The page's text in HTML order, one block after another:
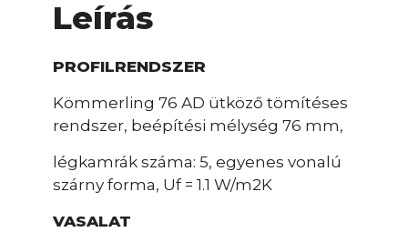
Leírás
PROFILRENDSZER
Kömmerling 76 AD ütköző tömítéses
rendszer, beépítési mélység 76 mm,
légkamrák száma: 5, egyenes vonalú
szárny forma, Uf = 1.1 W/m2K
VASALAT